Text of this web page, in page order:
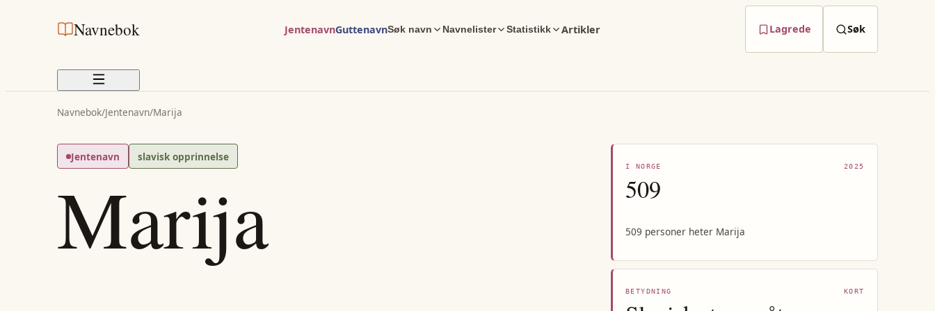
Navnebok JentenavnGuttenavnSøk navn Navnelister Statistikk Artikler Lagrede Søk
Navnebok/Jentenavn/Marija
Jentenavn slavisk opprinnelse
Marija I NORGE 2025
509
509 personer heter Marija
BETYDNING KORT